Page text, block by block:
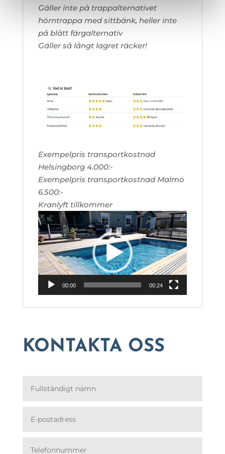
Gäller inte på trappalternativet
hörntrappa med sittbänk, heller inte
på blått färgalternativ
Gäller så långt lagret räcker!
Exempelpris transportkostnad
Helsingborg 4.000:-
Exempelpris transportkostnad Malmö
6.500:-
Kranlyft tillkommer
Videospelare
00:00 00:24
KONTAKTA OSS